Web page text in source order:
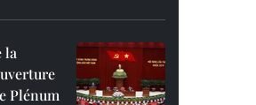
la
Plénum